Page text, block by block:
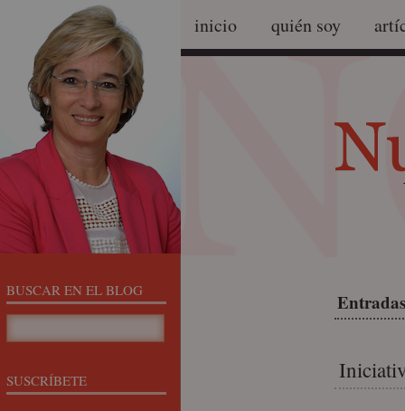
inicio quién soy
BUSCAR EN EL BLOG
SUSCRÍBETE